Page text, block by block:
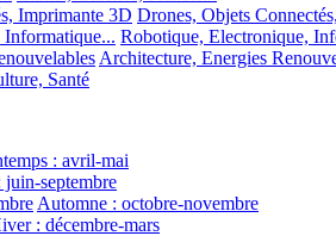
Imprimante 3D Drones, Objets
Robotique, Electronique,
Architecture, Energies
Santé
: avril-mai
juin-septembre
Automne : octobre-novembre
: décembre-mars